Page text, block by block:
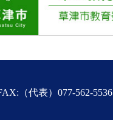
（代表）077-562-5536